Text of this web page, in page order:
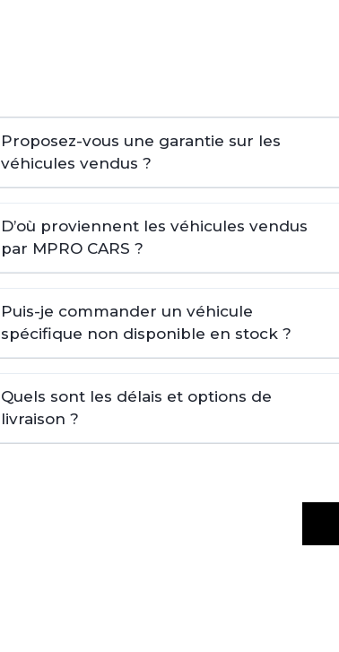
Proposez-vous une garantie sur les
véhicules vendus ?
D’où proviennent les véhicules vendus
par MPRO CARS ?
Puis-je commander un véhicule
spécifique non disponible en stock ?
Quels sont les délais et options de
livraison ?